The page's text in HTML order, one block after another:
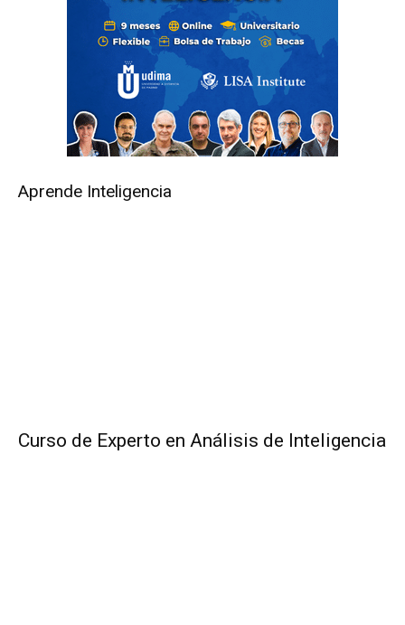
Aprende Inteligencia
Curso de Experto en Análisis de Inteligencia